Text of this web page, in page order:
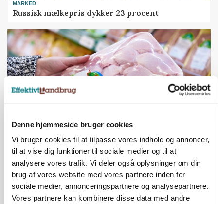
Denne hjemmeside bruger cookies
Vi bruger cookies til at tilpasse vores indhold og annoncer,
til at vise dig funktioner til sociale medier og til at
analysere vores trafik. Vi deler også oplysninger om din
brug af vores website med vores partnere inden for
sociale medier, annonceringspartnere og analysepartnere.
Vores partnere kan kombinere disse data med andre
MARKED
Russisk mælkepris dykker 23 procent
MARKEDSFOKUS
Prisgab på 20 kroner pr. kg vokser: Polsk kylling
presser markedet